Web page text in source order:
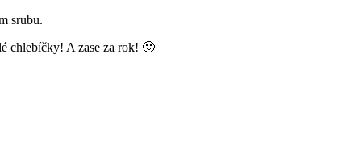
srubu.
chlebíčky! A zase za rok! 🙂